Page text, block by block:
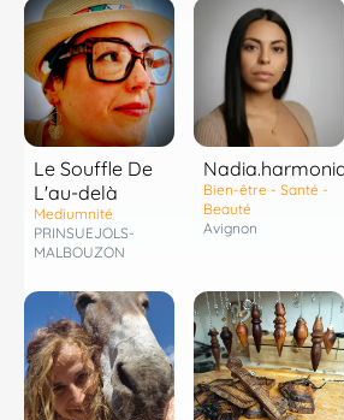
Le Souffle De
L'au-delà
Mediumnité
PRINSUEJOLS-
MALBOUZON
Nadia.harmonia
Bien-être - Santé -
Beauté
Avignon